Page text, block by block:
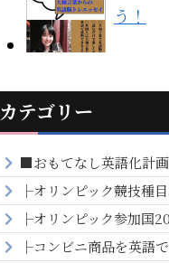
う！
カテゴリー
■おもてなし英語化計
├オリンピック競技種
├オリンピック参加国
├コンビニ商品を英語で